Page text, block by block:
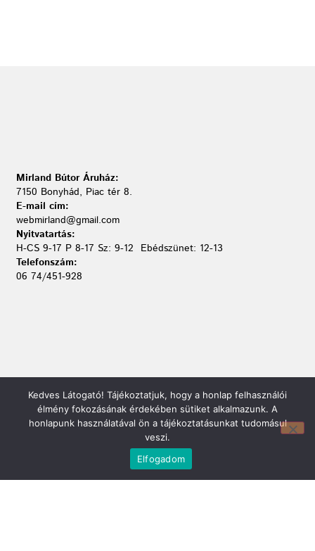
Mirland Bútor Áruház:
7150 Bonyhád, Piac tér 8.
E-mail cím:
webmirland@gmail.com
Nyitvatartás:
H-CS 9-17 P 8-17 Sz: 9-12 Ebédszünet: 12-13
Telefonszám:
06 74/451-928
Kedves Látogató! Tájékoztatjuk, hogy a honlap felhasználói
élmény fokozásának érdekében sütiket alkalmazunk. A
honlapunk használatával ön a tájékoztatásunkat tudomásul
veszi.
Elfogadom